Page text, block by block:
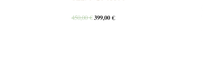
450,00€399,00€